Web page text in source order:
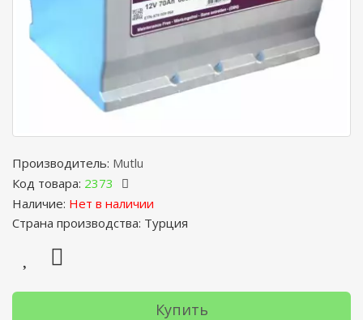
Производитель: Mutlu
Код товара: 2373
Наличие: Нет в наличии
Страна производства: Турция
Купить